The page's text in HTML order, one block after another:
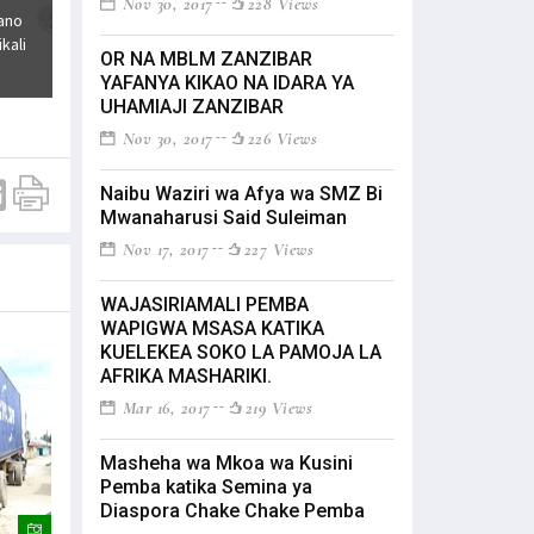
OR NA MBLM ZANZIBAR
YAFANYA KIKAO NA IDARA YA
UHAMIAJI ZANZIBAR
Nov 30, 2017 226 Views
Naibu Waziri wa Afya wa SMZ Bi
Mwanaharusi Said Suleiman
Nov 17, 2017 227 Views
WAJASIRIAMALI PEMBA
WAPIGWA MSASA KATIKA
KUELEKEA SOKO LA PAMOJA LA
AFRIKA MASHARIKI.
Mar 16, 2017 219 Views
Masheha wa Mkoa wa Kusini
Pemba katika Semina ya
Diaspora Chake Chake Pemba